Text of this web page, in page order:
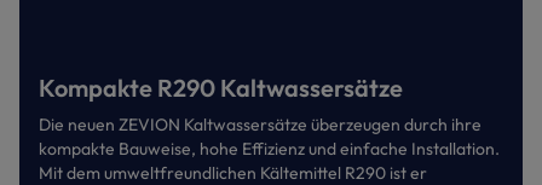
Kompakte R290 Kaltwassersätze
Die neuen ZEVION Kaltwassersätze überzeugen durch ihre
kompakte Bauweise, hohe Effizienz und einfache Installation.
Mit dem umweltfreundlichen Kältemittel R290 ist er